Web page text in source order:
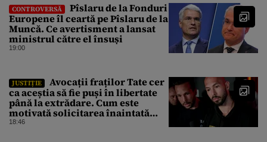
CONTROVERSĂ
Pîslaru de la Fonduri
Europene îl ceartă pe Pîslaru de la
Muncă. Ce avertisment a lansat
ministrul către el însuși
19:00
JUSTIȚIE
Avocații fraților Tate cer
ca aceștia să fie puși în libertate
până la extrădare. Cum este
motivată solicitarea înaintată
instanței
18:46